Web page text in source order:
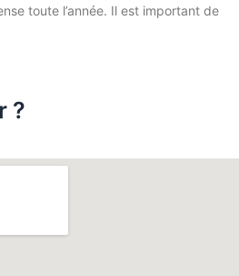
toute l’année. Il est important de
?